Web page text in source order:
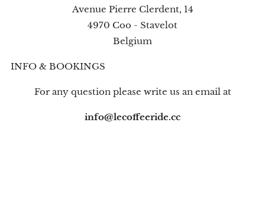
Avenue Pierre Clerdent, 14
4970 Coo - Stavelot
Belgium
INFO & BOOKINGS
For any question please write us an email at
info@lecoffeeride.cc